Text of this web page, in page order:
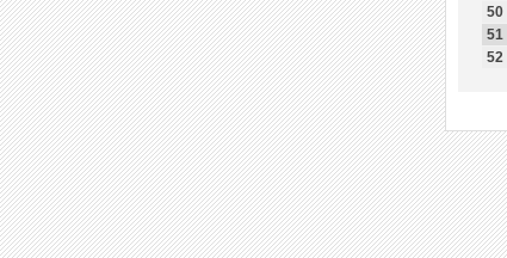
50
51
52